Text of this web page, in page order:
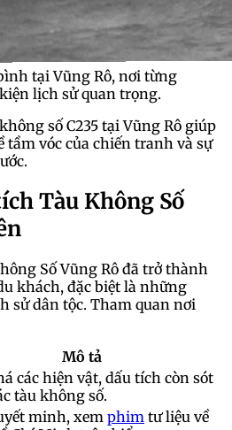
tại Vũng Rô, nơi từng
lịch sử quan trọng.
số C235 tại Vũng Rô giúp
tầm vóc của chiến tranh và sự
Tàu Không Số
Số Vũng Rô đã trở thành
khách, đặc biệt là những
sử dân tộc. Tham quan nơi
Mô tả
các hiện vật, dấu tích còn sót
tàu không số.
minh, xem phim tư liệu về